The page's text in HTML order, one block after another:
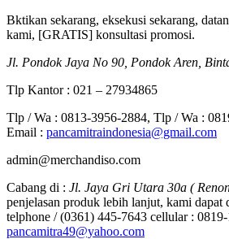
Bktikan sekarang, eksekusi sekarang,
kami, [GRATIS] konsultasi promosi.
Jl. Pondok Jaya No 90, Pondok Aren,
Tlp Kantor : 021 – 27934865
Tlp / Wa : 0813-3956-2884, Tlp / Wa :
Email : pancamitraindonesia@gmail.com
admin@merchandiso.com
Cabang di : Jl. Jaya Gri Utara 30a (
penjelasan produk lebih lanjut, kami
telphone / (0361) 445-7643 cellular :
pancamitra49@yahoo.com